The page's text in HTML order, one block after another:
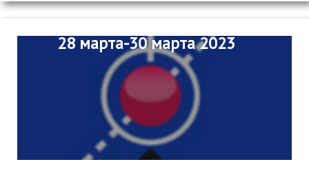
28 марта-30 марта 2023